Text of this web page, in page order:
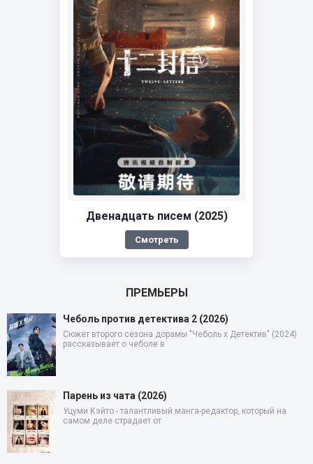
Двенадцать писем (2025)
Смотреть
ПРЕМЬЕРЫ
Чеболь против детектива 2 (2026)
Сюжет второго сезона дорамы "Чеболь x Детектив" (2024)
рассказывает о чеболе в
Парень из чата (2026)
Уцуми Кэйто - талантливый манга-редактор, который на
самом деле страдает от